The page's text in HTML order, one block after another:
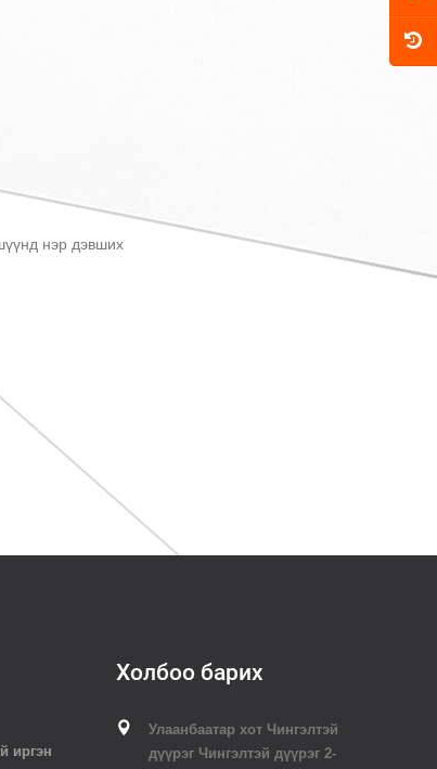
нэр дэвших
иргэн
Холбоо барих
Улаанбаатар хот Чингэлтэй
дүүрэг Чингэлтэй дүүрэг 2-